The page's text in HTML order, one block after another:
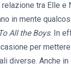
tra Elle e
in mente
To All the Boys. In
per
diverse. Anche